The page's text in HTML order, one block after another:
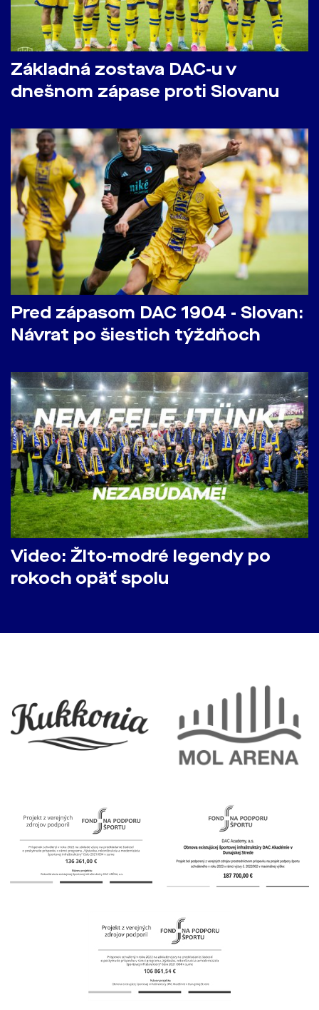
Základná zostava DAC-u v
dnešnom zápase proti Slovanu
Pred zápasom DAC 1904 - Slovan:
Návrat po šiestich týždňoch
Video: Žlto-modré legendy po
rokoch opäť spolu